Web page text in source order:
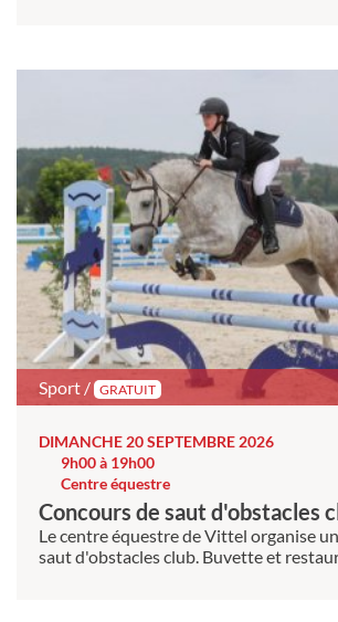
Sport / GRATUIT
DIMANCHE 20 SEPTEMBRE 2026
9h00 à 19h00
Centre équestre
Concours de saut d'obstacles
Le centre équestre de Vittel organise
saut d'obstacles club. Buvette et